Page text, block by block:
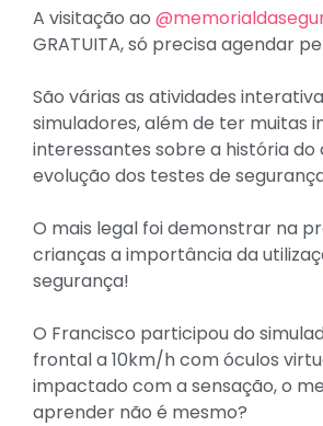
A visitação ao
GRATUITA, só precisa agendar
São várias as atividades
simuladores, além de ter muitas
interessantes sobre a história do
evolução dos testes de
O mais legal foi demonstrar na
crianças a importância da
segurança!
O Francisco participou do
frontal a 10km/h com óculos
impactado com a sensação, o
aprender não é mesmo?